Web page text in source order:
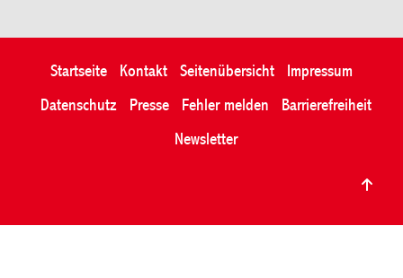
Startseite Kontakt Seitenübersicht
Impressum
Datenschutz
Presse Fehler melden
Barrierefreiheit
Newsletter